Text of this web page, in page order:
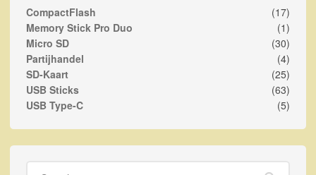
CompactFlash
(17)
Memory Stick Pro Duo
(1)
Micro SD
(30)
Partijhandel
(4)
SD-Kaart
(25)
USB Sticks
(63)
USB Type-C
(5)